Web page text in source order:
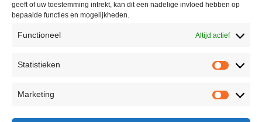
geeft of uw toestemming intrekt, kan dit een nadelige invloed hebben op
bepaalde functies en mogelijkheden.
Functioneel Altijd actief
Statistieken
Marketing